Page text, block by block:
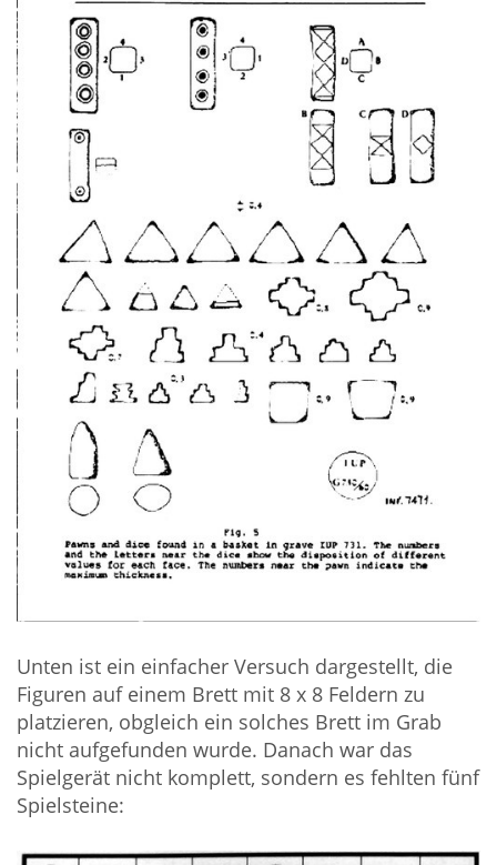
Unten ist ein einfacher Versuch dargestellt, die
Figuren auf einem Brett mit 8 x 8 Feldern zu
platzieren, obgleich ein solches Brett im Grab
nicht aufgefunden wurde. Danach war das
Spielgerät nicht komplett, sondern es fehlten fünf
Spielsteine: